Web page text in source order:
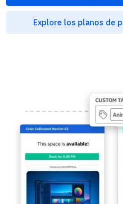
Explore los planos de